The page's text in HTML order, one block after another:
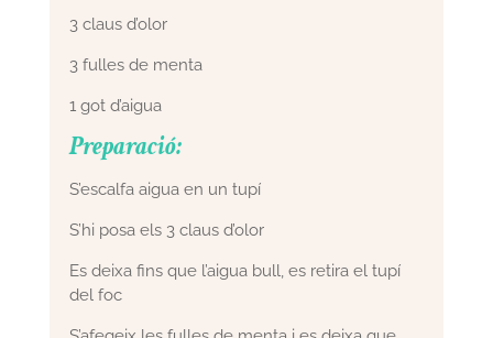
3 claus d’olor
3 fulles de menta
1 got d’aigua
Preparació:
S’escalfa aigua en un tupí
S’hi posa els 3 claus d’olor
Es deixa fins que l’aigua bull, es retira el tupí
del foc